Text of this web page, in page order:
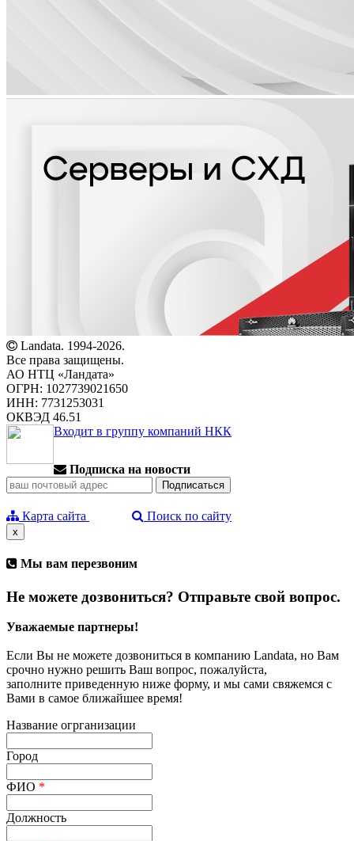
Landata. 1994-2026.
Все права защищены.
АО НТЦ «Ландата»
ОГРН: 1027739021650
ИНН: 7731253031
ОКВЭД 46.51
Входит в группу компаний НКК
Подписка на новости
Карта сайта Поиск по сайту
x
Мы вам перезвоним
Не можете дозвониться? Отправьте свой вопрос.
Уважаемые партнеры!
Если Вы не можете дозвониться в компанию Landata, но Вам
срочно нужно решить Ваш вопрос, пожалуйста,
заполните приведенную ниже форму, и мы сами свяжемся с
Вами в самое ближайшее время!
Название огрганизации
Город
ФИО *
Должность